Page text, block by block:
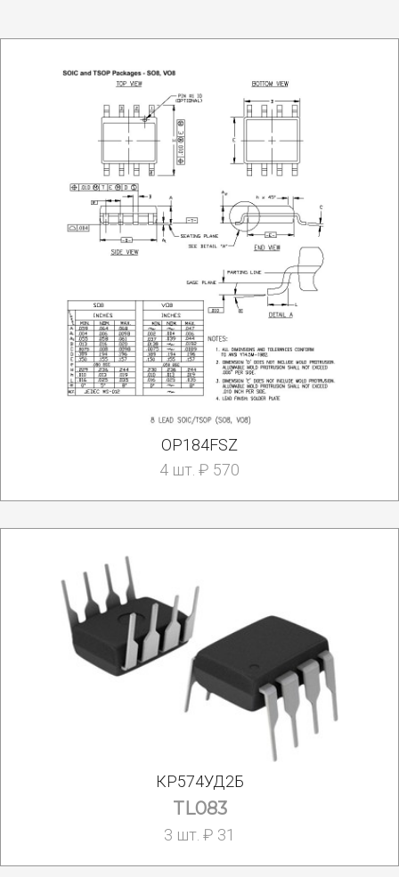
OP184FSZ
4 шт. ₽ 570
КР574УД2Б
TL083
3 шт. ₽ 31